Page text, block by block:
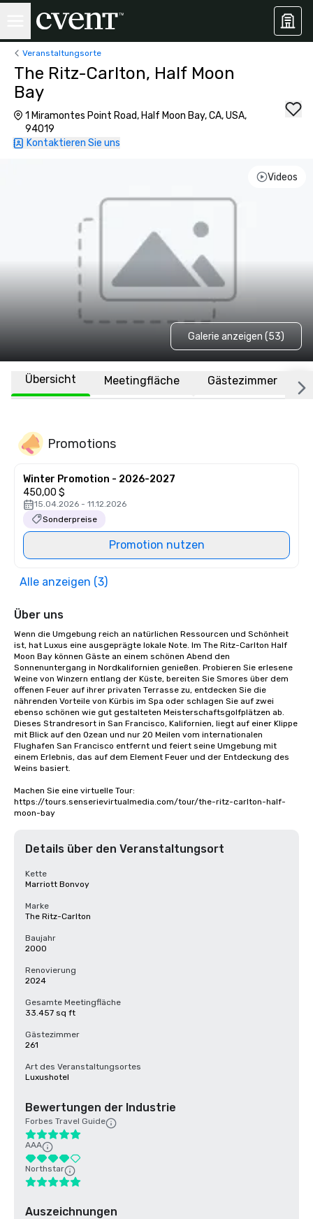
Veranstaltungsorte
The Ritz-Carlton, Half Moon
Bay
1 Miramontes Point Road, Half Moon Bay, CA, USA,
94019
Kontaktieren Sie uns
Videos
Galerie anzeigen (53)
Übersicht Meetingfläche Gästezimmer
Promotions
Winter Promotion - 2026-2027
450,00 $
15.04.2026 - 11.12.2026
Sonderpreise
Promotion nutzen
Alle anzeigen (3)
Über uns
Wenn die Umgebung reich an natürlichen Ressourcen und Schönheit
ist, hat Luxus eine ausgeprägte lokale Note. Im The Ritz-Carlton Half
Moon Bay können Gäste an einem schönen Abend den
Sonnenuntergang in Nordkalifornien genießen. Probieren Sie erlesene
Weine von Winzern entlang der Küste, bereiten Sie Smores über dem
offenen Feuer auf ihrer privaten Terrasse zu, entdecken Sie die
nährenden Vorteile von Kürbis im Spa oder schlagen Sie auf zwei
ebenso schönen wie gut gestalteten Meisterschaftsgolfplätzen ab.
Dieses Strandresort in San Francisco, Kalifornien, liegt auf einer Klippe
mit Blick auf den Ozean und nur 20 Meilen vom internationalen
Flughafen San Francisco entfernt und feiert seine Umgebung mit
einem Erlebnis, das auf dem Element Feuer und der Entdeckung des
Weins basiert.
Machen Sie eine virtuelle Tour:
https://tours.senserievirtualmedia.com/tour/the-ritz-carlton-half-
moon-bay
Details über den Veranstaltungsort
Kette
Marriott Bonvoy
Marke
The Ritz-Carlton
Baujahr
2000
Renovierung
2024
Gesamte Meetingfläche
33.457 sq ft
Gästezimmer
261
Art des Veranstaltungsortes
Luxushotel
Bewertungen der Industrie
Forbes Travel Guide
AAA
Northstar
Auszeichnungen